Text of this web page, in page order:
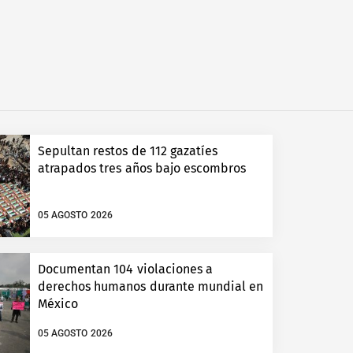
Sepultan restos de 112 gazatíes
atrapados tres años bajo escombros
05 AGOSTO 2026
Documentan 104 violaciones a
derechos humanos durante mundial en
México
05 AGOSTO 2026